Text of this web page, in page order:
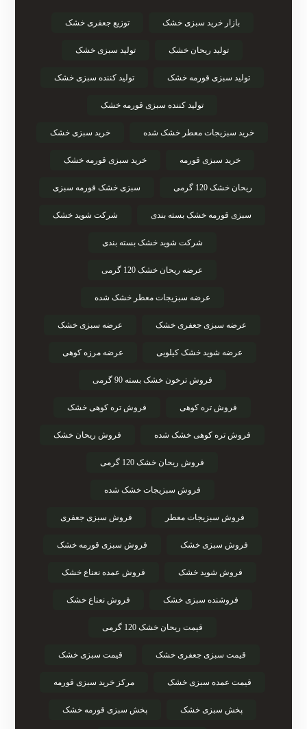
بازار خرید سبزی خشک توزیع جعفری خشک
تولید ریحان خشک تولید سبزی خشک
تولید سبزی قورمه خشک تولید کننده سبزی خشک
تولید کننده سبزی قورمه خشک
خرید سبزیجات معطر خشک شده خرید سبزی خشک
خرید سبزی قورمه خرید سبزی قورمه خشک
ریحان خشک 120 گرمی سبزی خشک قورمه سبزی
سبزی قورمه خشک بسته بندی شرکت شوید خشک
شرکت شوید خشک بسته بندی
عرضه ریحان خشک 120 گرمی
عرضه سبزیجات معطر خشک شده
عرضه سبزی جعفری خشک عرضه سبزی خشک
عرضه شوید خشک کیلویی عرضه مرزه کوهی
فروش ترخون خشک بسته 90 گرمی
فروش تره کوهی فروش تره کوهی خشک
فروش تره کوهی خشک شده فروش ریحان خشک
فروش ریحان خشک 120 گرمی
فروش سبزیجات خشک شده
فروش سبزیجات معطر فروش سبزی جعفری
فروش سبزی خشک فروش سبزی قورمه خشک
فروش شوید خشک فروش عمده نعناع خشک
فروشنده سبزی خشک فروش نعناع خشک
قیمت ریحان خشک 120 گرمی
قیمت سبزی جعفری خشک قیمت سبزی خشک
قیمت عمده سبزی خشک مرکز خرید سبزی قورمه
پخش سبزی خشک پخش سبزی قورمه خشک